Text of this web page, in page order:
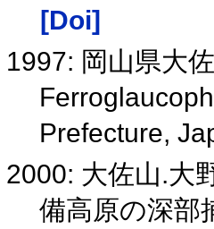
[Doi]
1997: 岡山県大
Prefecture,
2000: 大佐山.大
備高原の深部